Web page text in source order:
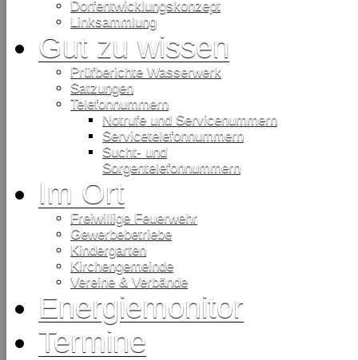
Dorfentwicklungskonzept
Linksammlung
Gut zu wissen
Prüfberichte Wasserwerk
Satzungen
Telefonnummern
Notrufe und Servicenummern
Servicetelefonnummern
Sucht- und
Sorgentelefonnummern
Im Ort
Freiwillige Feuerwehr
Gewerbebetriebe
Kindergarten
Kirchengemeinde
Vereine & Verbände
Energiemonitor
Termine